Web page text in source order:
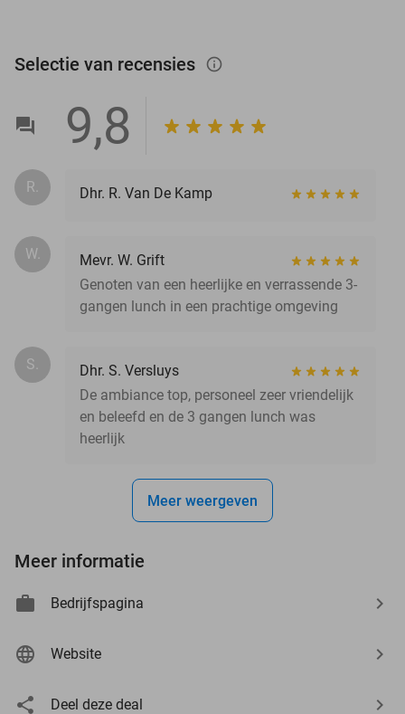
Selectie van recensies info_outlined
9,8
R. Dhr. R. Van De Kamp
W.
Mevr. W. Grift
Genoten van een heerlijke en verrassende 3-
gangen lunch in een prachtige omgeving
S.
Dhr. S. Versluys
De ambiance top, personeel zeer vriendelijk
en beleefd en de 3 gangen lunch was
heerlijk
Meer weergeven
Meer informatie
Bedrijfspagina
Website
Deel deze deal